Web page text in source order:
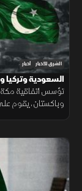
الشرق للأخبار أخبار
السعودية وتركيا
تؤسس اتفاقية مكة
وباكستان، يقوم